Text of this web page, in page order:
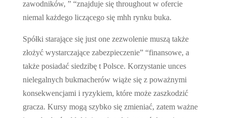
zawodników, ” “znajduje się throughout w ofercie
niemal każdego liczącego się mhh rynku buka.
Spółki starające się just one zezwolenie muszą także
złożyć wystarczające zabezpieczenie” “finansowe, a
także posiadać siedzibę t Polsce. Korzystanie unces
nielegalnych bukmacherów wiąże się z poważnymi
konsekwencjami i ryzykiem, które może zaszkodzić
gracza. Kursy mogą szybko się zmieniać, zatem ważne